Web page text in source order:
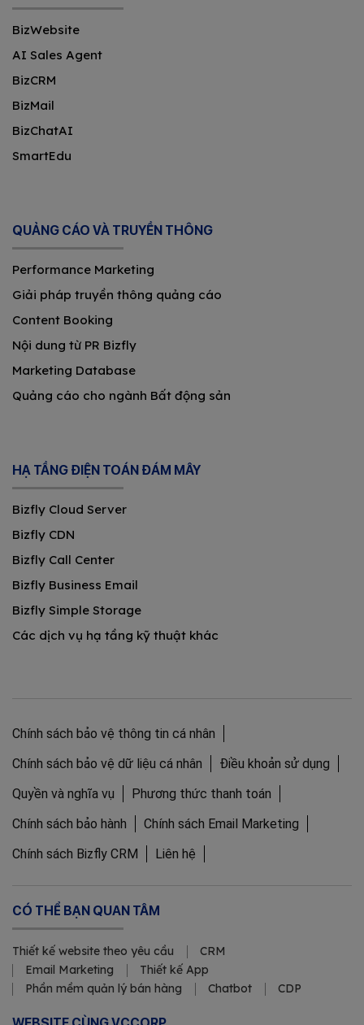
BizWebsite
AI Sales Agent
BizCRM
BizMail
BizChatAI
SmartEdu
QUẢNG CÁO VÀ TRUYỀN THÔNG
Performance Marketing
Giải pháp truyền thông quảng cáo
Content Booking
Nội dung từ PR Bizfly
Marketing Database
Quảng cáo cho ngành Bất động sản
HẠ TẦNG ĐIỆN TOÁN ĐÁM MÂY
Bizfly Cloud Server
Bizfly CDN
Bizfly Call Center
Bizfly Business Email
Bizfly Simple Storage
Các dịch vụ hạ tầng kỹ thuật khác
Chính sách bảo vệ thông tin cá nhân
Chính sách bảo vệ dữ liệu cá nhân
Điều khoản sử dụng
Quyền và nghĩa vụ
Phương thức thanh toán
Chính sách bảo hành
Chính sách Email Marketing
Chính sách Bizfly CRM
Liên hệ
CÓ THỂ BẠN QUAN TÂM
Thiết kế website theo yêu cầu
CRM
Email Marketing
Thiết kế App
Phần mềm quản lý bán hàng
Chatbot CDP